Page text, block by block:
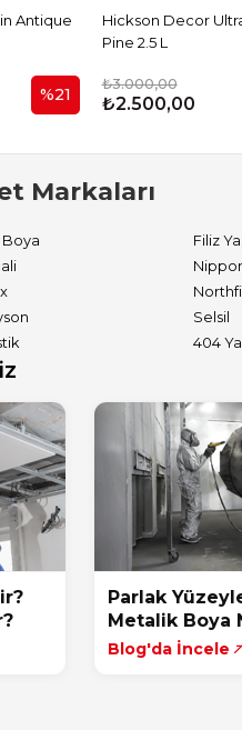
Antique
%21
Hickson Decor
Pine 2.5 L
₺3.000,00
₺2.500,00
Markaları
Boya
Filiz
Selsil
404
Parlak
Metalik Boya
Blog'da İncele